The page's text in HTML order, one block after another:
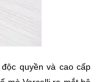
quyền và cao cấp